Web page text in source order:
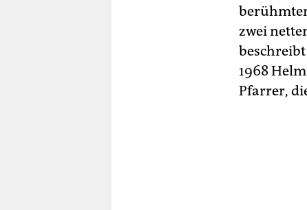
zwei
1968
Pfarrer,